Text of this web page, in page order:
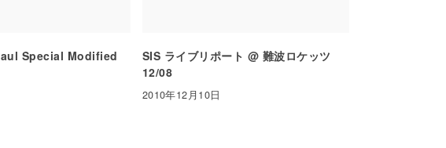
Special Modified
SIS ライブリポート @ 難波ロケッツ
12/08
2010年12月10日